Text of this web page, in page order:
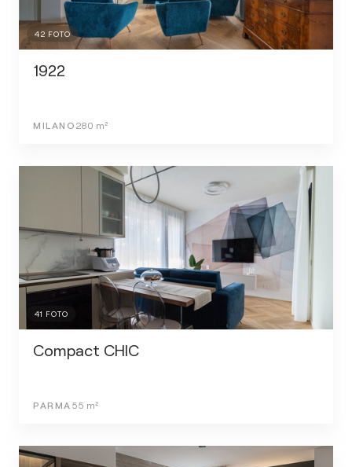
42 FOTO
1922
MILANO 280 m²
41 FOTO
Compact CHIC
PARMA 55 m²